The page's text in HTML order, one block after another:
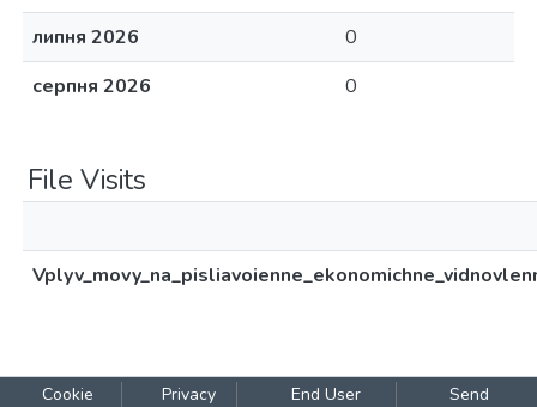
липня 2026
0
серпня 2026
0
File Visits
Cookie
Privacy
End User
Send